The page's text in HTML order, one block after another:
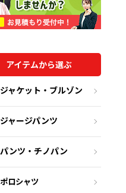
アイテムから選ぶ
ジャケット・ブルゾン
ジャージパンツ
パンツ・チノパン
ポロシャツ